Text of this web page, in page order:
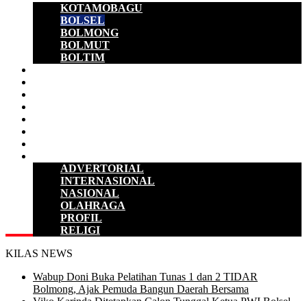
KOTAMOBAGU
BOLSEL
BOLMONG
BOLMUT
BOLTIM
ADVERTORIAL
INTERNASIONAL
NASIONAL
OLAHRAGA
PROFIL
RELIGI
KILAS NEWS
Wabup Doni Buka Pelatihan Tunas 1 dan 2 TIDAR
Bolmong, Ajak Pemuda Bangun Daerah Bersama